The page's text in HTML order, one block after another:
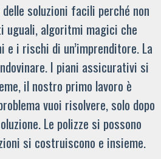
soluzioni facili perché non
uguali, algoritmi magici che
e i rischi di un’imprenditore. La
I piani assicurativi si
il nostro primo lavoro è
vuoi risolvere, solo dopo
Le polizze si possono
si costruiscono e insieme.